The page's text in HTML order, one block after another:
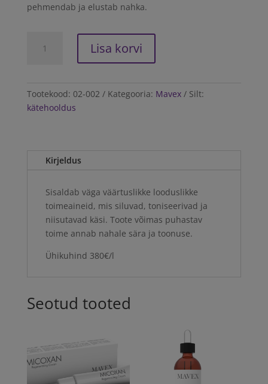
pehmendab ja elustab nahka.
Hand
100ml
kogus
Lisa korvi
Tootekood: 02-002 Kategooria: Mavex
Silt:
kätehooldus
Kirjeldus
Sisaldab väga väärtuslikke looduslikke
toimeaineid, mis siluvad, toniseerivad ja
niisutavad käsi. Toote võimas puhastav
toime annab nahale sära ja toonuse.
Ühikuhind 380€/l
Seotud tooted